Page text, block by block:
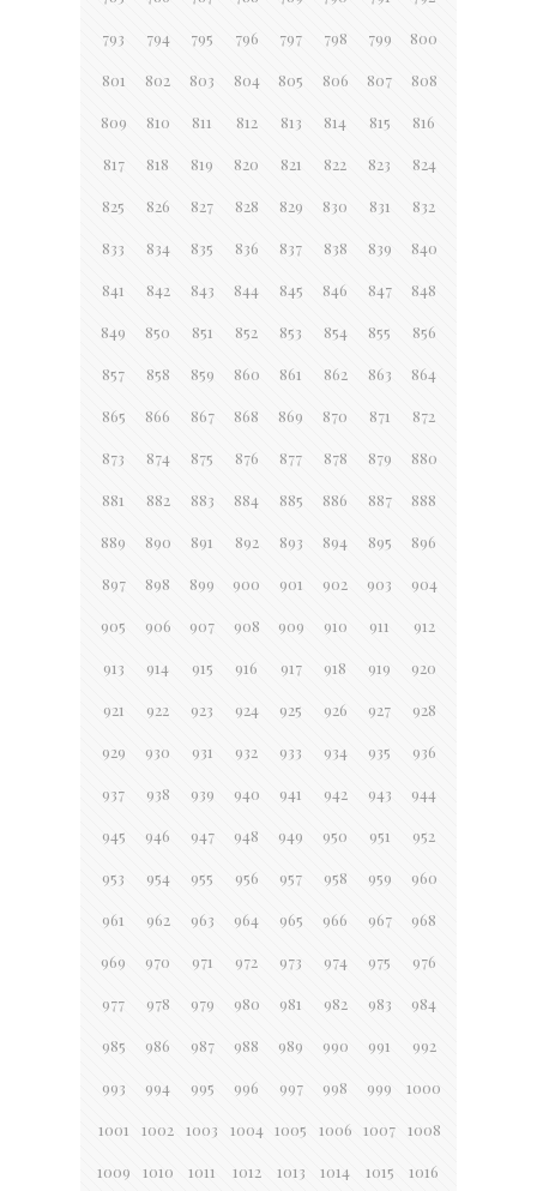
793 794 795 796 797 798 799 800
801 802 803 804 805 806 807 808
809 810 811 812 813 814 815 816
817 818 819 820 821 822 823 824
825 826 827 828 829 830 831 832
833 834 835 836 837 838 839 840
841 842 843 844 845 846 847 848
849 850 851 852 853 854 855 856
857 858 859 860 861 862 863 864
865 866 867 868 869 870 871 872
873 874 875 876 877 878 879 880
881 882 883 884 885 886 887 888
889 890 891 892 893 894 895 896
897 898 899 900 901 902 903 904
905 906 907 908 909 910 911 912
913 914 915 916 917 918 919 920
921 922 923 924 925 926 927 928
929 930 931 932 933 934 935 936
937 938 939 940 941 942 943 944
945 946 947 948 949 950 951 952
953 954 955 956 957 958 959 960
961 962 963 964 965 966 967 968
969 970 971 972 973 974 975 976
977 978 979 980 981 982 983 984
985 986 987 988 989 990 991 992
993 994 995 996 997 998 999 1000
1001 1002 1003 1004 1005 1006 1007 1008
1009 1010 1011 1012 1013 1014 1015 1016